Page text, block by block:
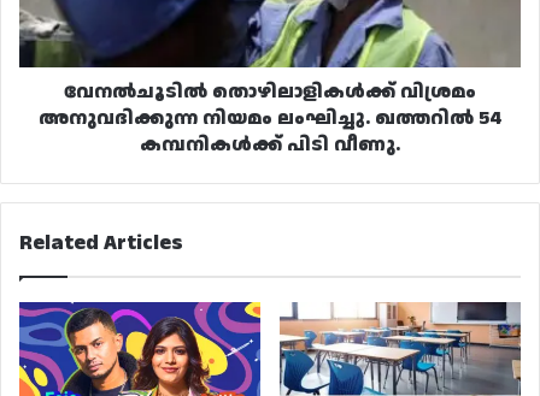
ഖത്തറിൽ
54
കമ്പനികൾക്ക്
വീണു.
വേനൽചൂടിൽ തൊഴിലാളികൾക്ക് വിശ്രമം
അനുവദിക്കുന്ന നിയമം ലംഘിച്ചു. ഖത്തറിൽ 54
കമ്പനികൾക്ക് പിടി വീണു.
Related Articles